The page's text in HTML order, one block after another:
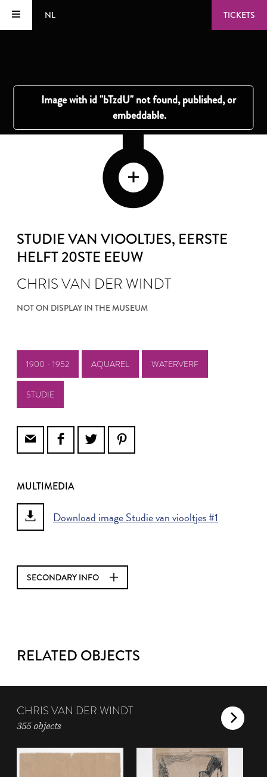
NL TICKETS
STUDIE VAN VIOOLTJES, EERSTE
HELFT 20STE EEUW
CHRIS VAN DER WINDT
NOT ON DISPLAY IN THE MUSEUM
1900 - 1952 AQUAREL WATERVERF
STUDIE
MULTIMEDIA
Download image Studie van viooltjes #1
SECONDARY INFO
RELATED OBJECTS
CHRIS VAN DER WINDT
355 objects